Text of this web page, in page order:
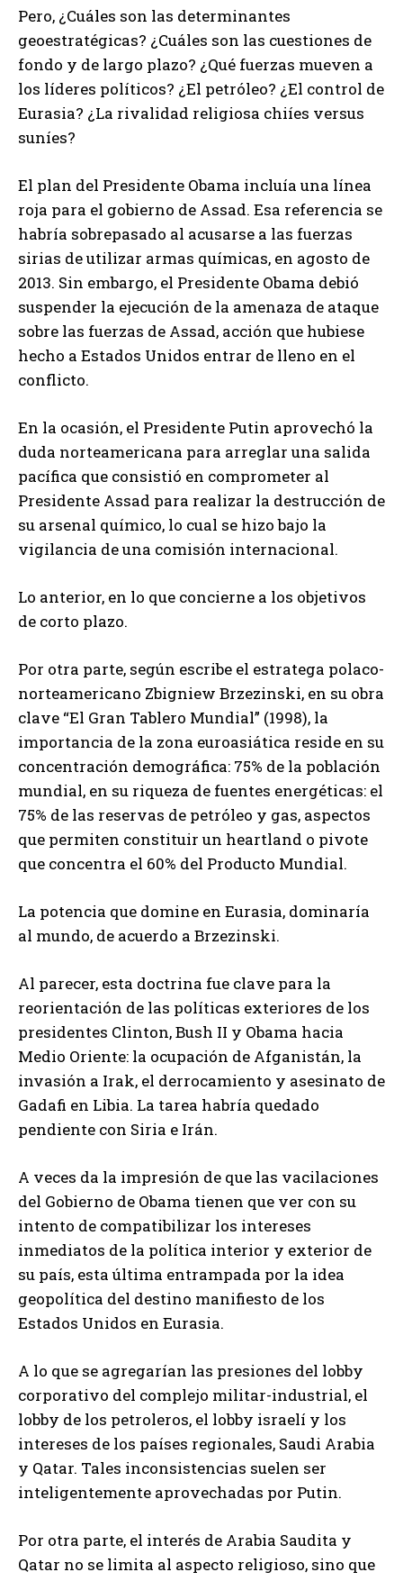
Pero, ¿Cuáles son las determinantes
geoestratégicas? ¿Cuáles son las cuestiones de
fondo y de largo plazo? ¿Qué fuerzas mueven a
los líderes políticos? ¿El petróleo? ¿El control de
Eurasia? ¿La rivalidad religiosa chiíes versus
suníes?
El plan del Presidente Obama incluía una línea
roja para el gobierno de Assad. Esa referencia se
habría sobrepasado al acusarse a las fuerzas
sirias de utilizar armas químicas, en agosto de
2013. Sin embargo, el Presidente Obama debió
suspender la ejecución de la amenaza de ataque
sobre las fuerzas de Assad, acción que hubiese
hecho a Estados Unidos entrar de lleno en el
conflicto.
En la ocasión, el Presidente Putin aprovechó la
duda norteamericana para arreglar una salida
pacífica que consistió en comprometer al
Presidente Assad para realizar la destrucción de
su arsenal químico, lo cual se hizo bajo la
vigilancia de una comisión internacional.
Lo anterior, en lo que concierne a los objetivos
de corto plazo.
Por otra parte, según escribe el estratega polaco-
norteamericano Zbigniew Brzezinski, en su obra
clave “El Gran Tablero Mundial” (1998), la
importancia de la zona euroasiática reside en su
concentración demográfica: 75% de la población
mundial, en su riqueza de fuentes energéticas: el
75% de las reservas de petróleo y gas, aspectos
que permiten constituir un heartland o pivote
que concentra el 60% del Producto Mundial.
La potencia que domine en Eurasia, dominaría
al mundo, de acuerdo a Brzezinski.
Al parecer, esta doctrina fue clave para la
reorientación de las políticas exteriores de los
presidentes Clinton, Bush II y Obama hacia
Medio Oriente: la ocupación de Afganistán, la
invasión a Irak, el derrocamiento y asesinato de
Gadafi en Libia. La tarea habría quedado
pendiente con Siria e Irán.
A veces da la impresión de que las vacilaciones
del Gobierno de Obama tienen que ver con su
intento de compatibilizar los intereses
inmediatos de la política interior y exterior de
su país, esta última entrampada por la idea
geopolítica del destino manifiesto de los
Estados Unidos en Eurasia.
A lo que se agregarían las presiones del lobby
corporativo del complejo militar-industrial, el
lobby de los petroleros, el lobby israelí y los
intereses de los países regionales, Saudi Arabia
y Qatar. Tales inconsistencias suelen ser
inteligentemente aprovechadas por Putin.
Por otra parte, el interés de Arabia Saudita y
Qatar no se limita al aspecto religioso, sino que